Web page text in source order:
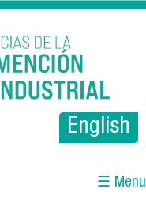
English
☰ Menu